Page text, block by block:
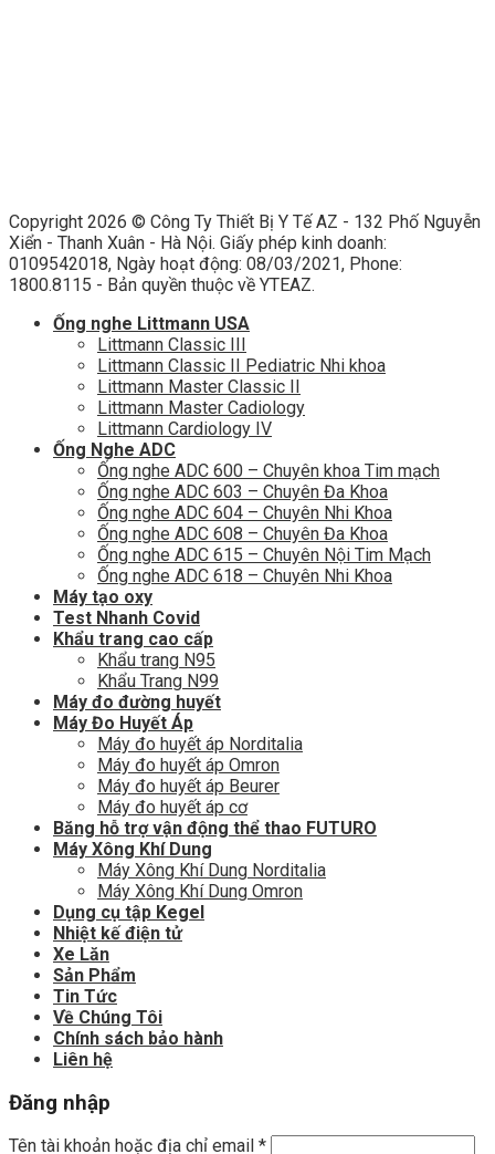
Copyright 2026 © Công Ty Thiết Bị Y Tế AZ - 132 Phố Nguyễn
Xiển - Thanh Xuân - Hà Nội. Giấy phép kinh doanh:
0109542018, Ngày hoạt động: 08/03/2021, Phone:
1800.8115 - Bản quyền thuộc về YTEAZ.
Ống nghe Littmann USA
Littmann Classic III
Littmann Classic II Pediatric Nhi khoa
Littmann Master Classic II
Littmann Master Cadiology
Littmann Cardiology IV
Ống Nghe ADC
Ống nghe ADC 600 – Chuyên khoa Tim mạch
Ống nghe ADC 603 – Chuyên Đa Khoa
Ống nghe ADC 604 – Chuyên Nhi Khoa
Ống nghe ADC 608 – Chuyên Đa Khoa
Ống nghe ADC 615 – Chuyên Nội Tim Mạch
Ống nghe ADC 618 – Chuyên Nhi Khoa
Máy tạo oxy
Test Nhanh Covid
Khẩu trang cao cấp
Khẩu trang N95
Khẩu Trang N99
Máy đo đường huyết
Máy Đo Huyết Áp
Máy đo huyết áp Norditalia
Máy đo huyết áp Omron
Máy đo huyết áp Beurer
Máy đo huyết áp cơ
Băng hỗ trợ vận động thể thao FUTURO
Máy Xông Khí Dung
Máy Xông Khí Dung Norditalia
Máy Xông Khí Dung Omron
Dụng cụ tập Kegel
Nhiệt kế điện tử
Xe Lăn
Sản Phẩm
Tin Tức
Về Chúng Tôi
Chính sách bảo hành
Liên hệ
Đăng nhập
Tên tài khoản hoặc địa chỉ email *